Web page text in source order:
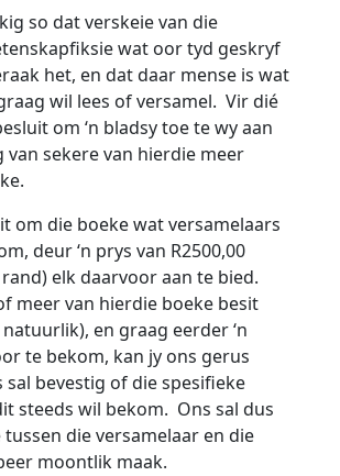
so dat verskeie van die
wat oor tyd geskryf
het, en dat daar mense is wat
wil lees of versamel. Vir dié
om ‘n bladsy toe te wy aan
van sekere van hierdie meer
om die boeke wat versamelaars
deur ‘n prys van R2500,00
elk daarvoor aan te bied.
meer van hierdie boeke besit
en graag eerder ‘n
te bekom, kan jy ons gerus
sal bevestig of die spesifieke
steeds wil bekom. Ons sal dus
die versamelaar en die
moontlik maak.